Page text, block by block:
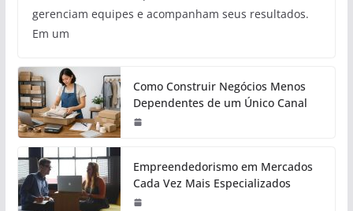
gerenciam equipes e acompanham seus resultados.
Em um
Como Construir Negócios Menos
Dependentes de um Único Canal
Empreendedorismo em Mercados
Cada Vez Mais Especializados